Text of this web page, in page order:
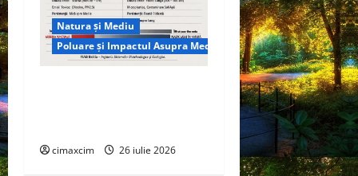
Natura și Mediu
Poluare și Impactul Asupra Mediului
cimaxcim 26 iulie 2026